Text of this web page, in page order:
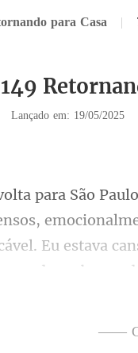
para Casa |
Lançado em: 19/05/2025
Eu estava
——